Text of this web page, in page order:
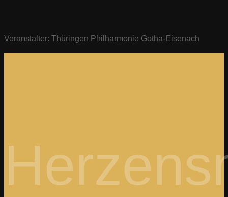
Veranstalter: Thüringen Philharmonie Gotha-Eisenach